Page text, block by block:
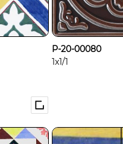
P-20-00080
1x1/1